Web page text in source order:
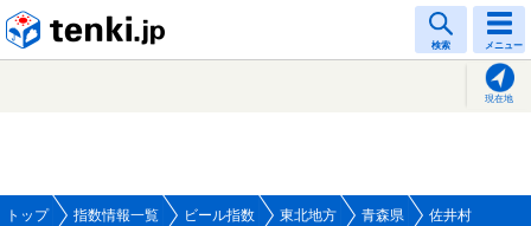
検索 メニュー
現在地
トップ 指数情報一覧 ビール指数 東北地方 青森県 佐井村